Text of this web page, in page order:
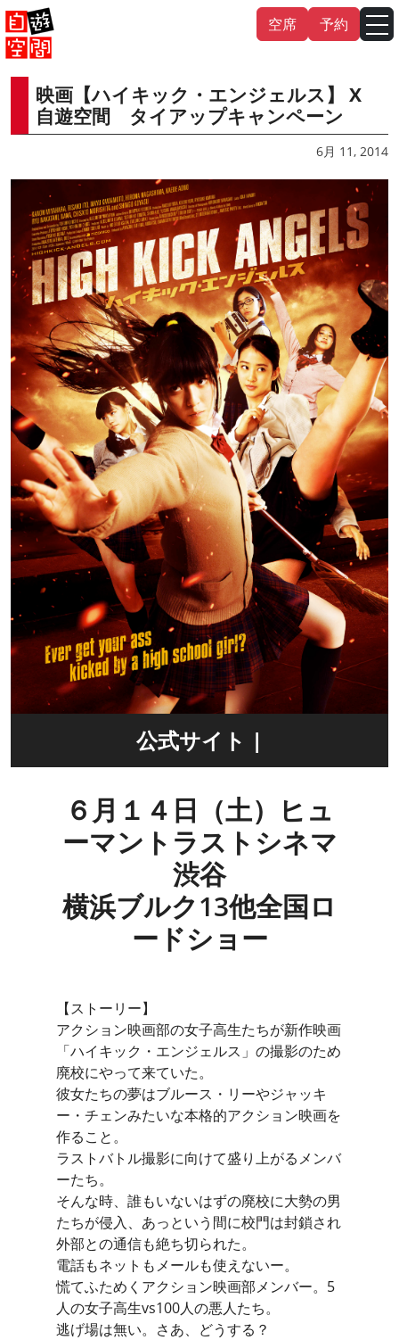
Skip
to
content
空席 予約
映画【ハイキック・エンジェルス】 X
自遊空間 タイアップキャンペーン
6月 11, 2014
公式サイト |
https://twitter.com/highkick_angel
s
６月１４日（土）ヒュ
ーマントラストシネマ
渋谷
横浜ブルク13他全国ロ
ードショー
【ストーリー】
アクション映画部の女子高生たちが新作映画
「ハイキック・エンジェルス」の撮影のため
廃校にやって来ていた。
彼女たちの夢はブルース・リーやジャッキ
ー・チェンみたいな本格的アクション映画を
作ること。
ラストバトル撮影に向けて盛り上がるメンバ
ーたち。
そんな時、誰もいないはずの廃校に大勢の男
たちが侵入、あっという間に校門は封鎖され
外部との通信も絶ち切られた。
電話もネットもメールも使えないー。
慌てふためくアクション映画部メンバー。5
人の女子高生vs100人の悪人たち。
逃げ場は無い。さあ、どうする？
English 中文（繁體） 中文（简体
日本語